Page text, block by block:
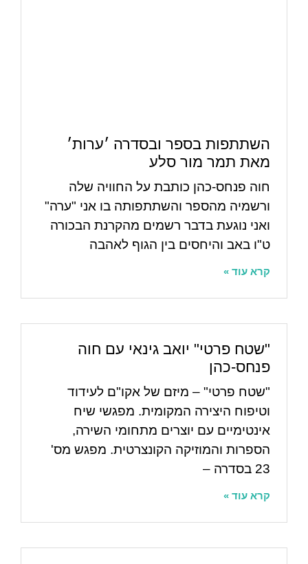
השתתפות בספר ובסדרה ׳ערות׳
מאת תמר מור סלע
חוה פנחס-כהן כותבת על החוויה שלה
ורשמיה מהספר והשתתפותה בו אני "ערה"
ואני נוגעת בדבר רשמים מהקרנת הבכורה
ט"ו באב והיחסים בין הגוף לאהבה
קרא עוד »
"שטח פרטי" יואב גינאי עם חוה
פנחס-כהן
"שטח פרטי" – מיזם של אקו"ם לעידוד
וטיפוח היצירה המקומית. מפגשי שיח
אינטימיים עם יוצרים מתחומי השירה,
הספרות והמוזיקה הקונצרטית. מפגש מס'
23 בסדרה –
קרא עוד »